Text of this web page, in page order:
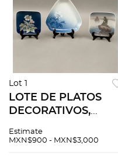
Lot 1
LOTE DE PLATOS
DECORATIVOS,
XX. Elaborados en
Estimate
MXN$900 - MXN$3,000